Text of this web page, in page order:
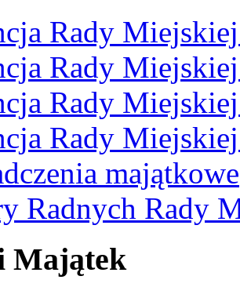
Rady
Rady
Rady
Rady
majątkowe
Radnych Rady
Majątek